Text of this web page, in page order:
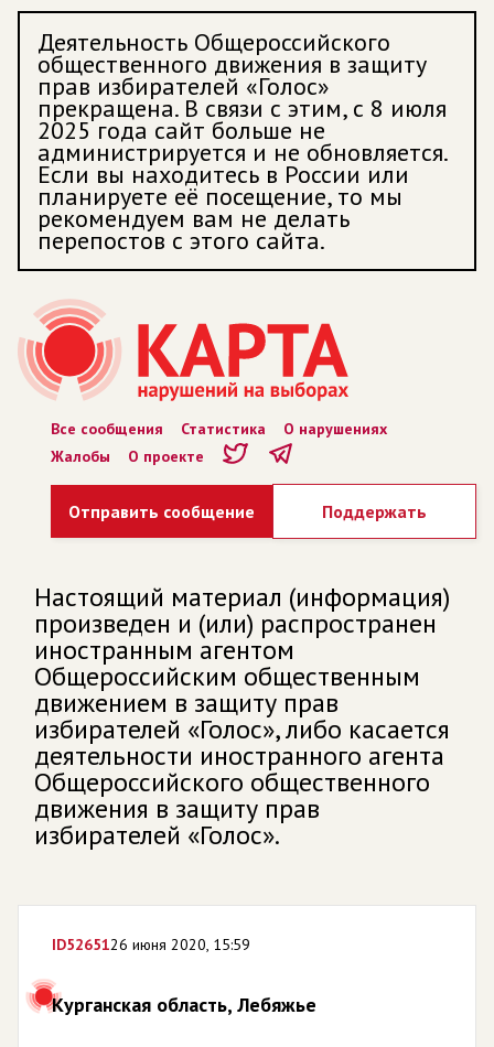
Деятельность Общероссийского
общественного движения в защиту
прав избирателей «Голос»
прекращена. В связи с этим, с 8 июля
2025 года сайт больше не
администрируется и не обновляется.
Если вы находитесь в России или
планируете её посещение, то мы
рекомендуем вам не делать
перепостов с этого сайта.
Все сообщения Статистика
О нарушениях
Жалобы
О проекте
Отправить сообщение Поддержать
Настоящий материал (информация)
произведен и (или) распространен
иностранным агентом
Общероссийским общественным
движением в защиту прав
избирателей «Голос», либо касается
деятельности иностранного агента
Общероссийского общественного
движения в защиту прав
избирателей «Голос».
ID5265126 июня 2020, 15:59
Курганская область, Лебяжье